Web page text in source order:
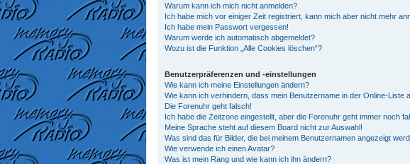
Warum kann ich mich nicht anmelden?
Ich habe mich vor einiger Zeit registriert, kann mich aber nicht mehr
Ich habe mein Passwort vergessen!
Warum werde ich automatisch abgemeldet?
Wozu ist die Funktion „Alle Cookies löschen“?
Benutzerpräferenzen und -einstellungen
Wie kann ich meine Einstellungen ändern?
Wie kann ich verhindern, dass mein Benutzername in der Online-Liste
Die Forenuhr geht falsch!
Ich habe die Zeitzone eingestellt, aber die Forenuhr geht immer noch
Meine Sprache steht auf diesem Board nicht zur Auswahl!
Was sind das für Bilder, die bei meinem Benutzernamen angezeigt
Wie verwende ich einen Avatar?
Was ist mein Rang und wie kann ich ihn ändern?